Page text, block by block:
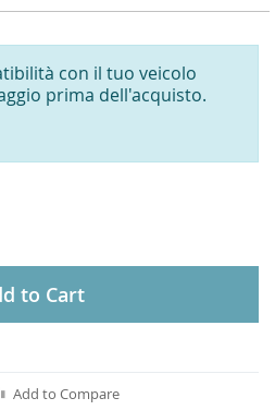
con il tuo veicolo
prima dell'acquisto.
to Cart
Add to Compare